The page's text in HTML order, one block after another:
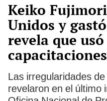
Keiko
Unidos y
revela que
capacitaciones
Las irregularidades
revelaron en el último